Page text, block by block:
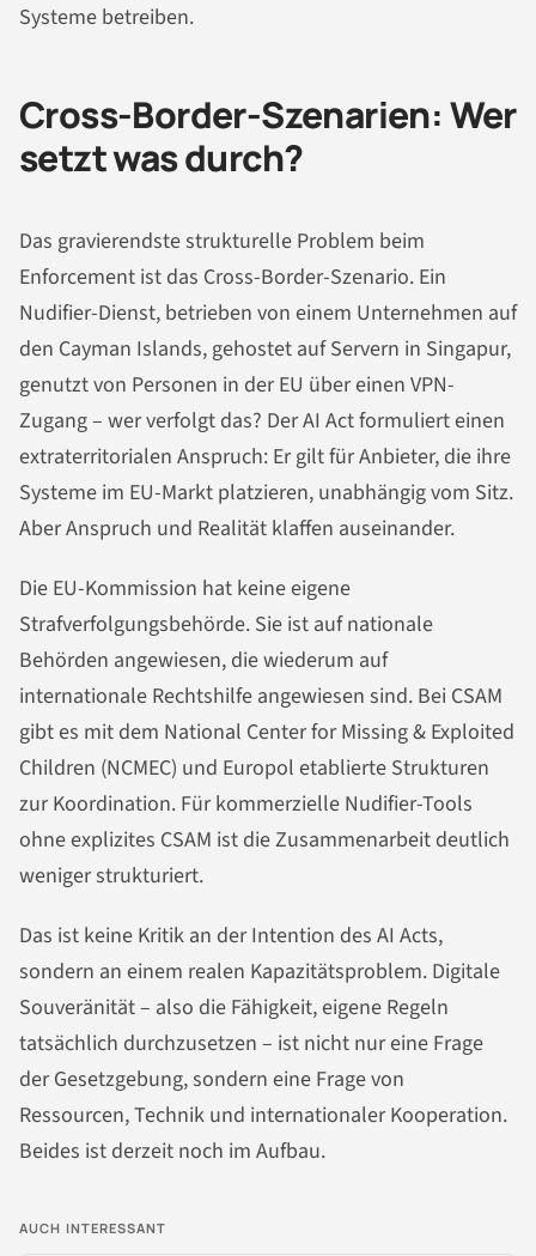
Systeme betreiben.
Cross-Border-Szenarien: Wer
setzt was durch?
Das gravierendste strukturelle Problem beim
Enforcement ist das Cross-Border-Szenario. Ein
Nudifier-Dienst, betrieben von einem Unternehmen auf
den Cayman Islands, gehostet auf Servern in Singapur,
genutzt von Personen in der EU über einen VPN-
Zugang – wer verfolgt das? Der AI Act formuliert einen
extraterritorialen Anspruch: Er gilt für Anbieter, die ihre
Systeme im EU-Markt platzieren, unabhängig vom Sitz.
Aber Anspruch und Realität klaffen auseinander.
Die EU-Kommission hat keine eigene
Strafverfolgungsbehörde. Sie ist auf nationale
Behörden angewiesen, die wiederum auf
internationale Rechtshilfe angewiesen sind. Bei CSAM
gibt es mit dem National Center for Missing & Exploited
Children (NCMEC) und Europol etablierte Strukturen
zur Koordination. Für kommerzielle Nudifier-Tools
ohne explizites CSAM ist die Zusammenarbeit deutlich
weniger strukturiert.
Das ist keine Kritik an der Intention des AI Acts,
sondern an einem realen Kapazitätsproblem. Digitale
Souveränität – also die Fähigkeit, eigene Regeln
tatsächlich durchzusetzen – ist nicht nur eine Frage
der Gesetzgebung, sondern eine Frage von
Ressourcen, Technik und internationaler Kooperation.
Beides ist derzeit noch im Aufbau.
AUCH INTERESSANT